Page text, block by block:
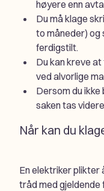
høyere enn
Du må klage
to måneder)
ferdigstilt.
Du kan kreve
ved alvorlige
Dersom du ikke
saken tas
Når kan du
En elektriker plikter
tråd med gjeldende